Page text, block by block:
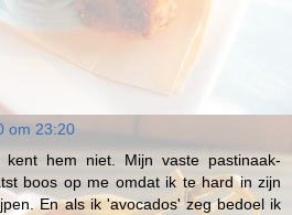
om 23:20
hem niet. Mijn vaste pastinaak-
boos op me omdat ik te hard in zijn
En als ik 'avocados' zeg bedoel ik